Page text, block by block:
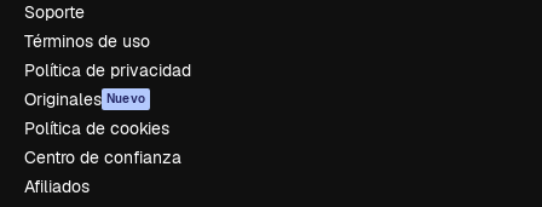
Soporte
Términos de uso
Política de privacidad
Originales Nuevo
Política de cookies
Centro de confianza
Afiliados